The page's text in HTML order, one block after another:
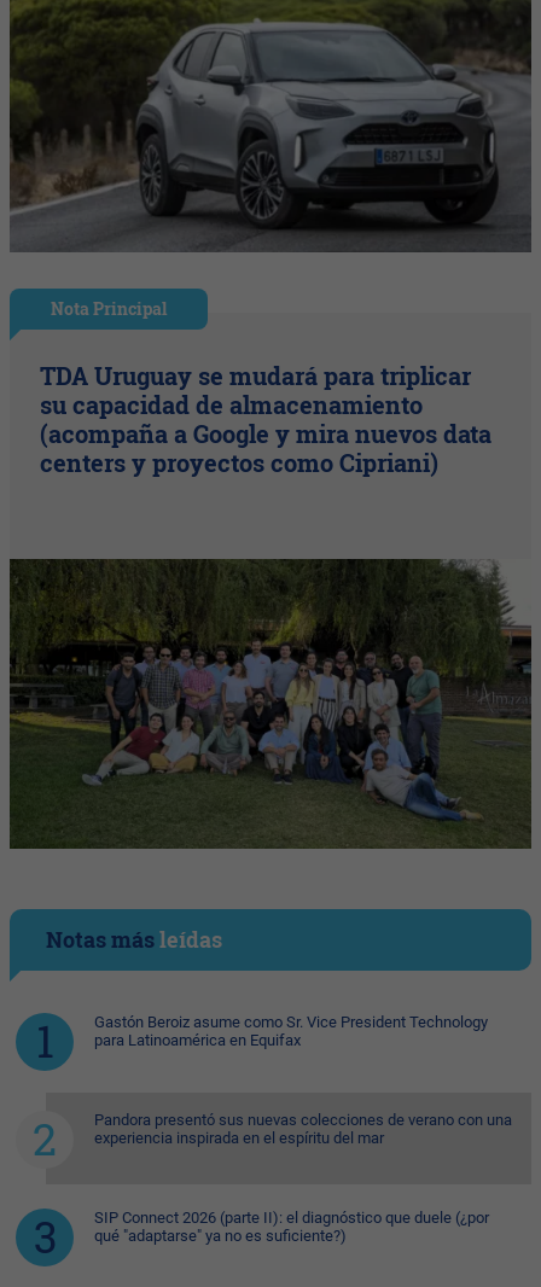
Nota Principal
TDA Uruguay se mudará para triplicar
su capacidad de almacenamiento
(acompaña a Google y mira nuevos data
centers y proyectos como Cipriani)
Notas másleídas
Gastón Beroiz asume como Sr. Vice President Technology
para Latinoamérica en Equifax
Pandora presentó sus nuevas colecciones de verano con una
experiencia inspirada en el espíritu del mar
SIP Connect 2026 (parte II): el diagnóstico que duele (¿por
qué "adaptarse" ya no es suficiente?)